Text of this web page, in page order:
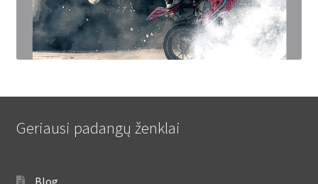
Geriausi padangų ženklai